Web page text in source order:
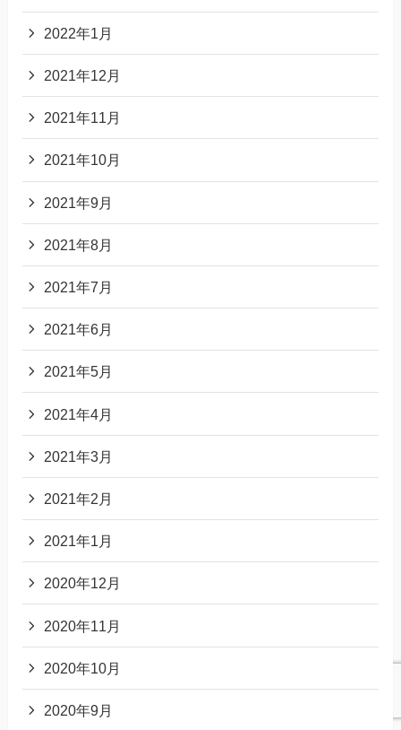
2022年1月
2021年12月
2021年11月
2021年10月
2021年9月
2021年8月
2021年7月
2021年6月
2021年5月
2021年4月
2021年3月
2021年2月
2021年1月
2020年12月
2020年11月
2020年10月
2020年9月